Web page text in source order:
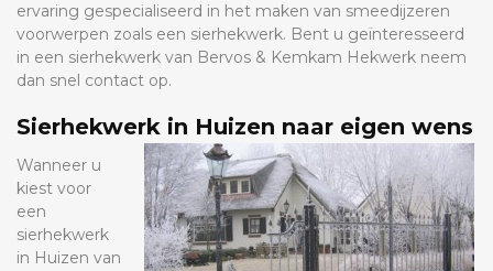
ervaring gespecialiseerd in het maken van smeedijzeren
voorwerpen zoals een sierhekwerk. Bent u geïnteresseerd
in een sierhekwerk van Bervos & Kemkam Hekwerk neem
dan snel contact op.
Sierhekwerk in Huizen naar eigen wens
Wanneer u
kiest voor
een
sierhekwerk
in Huizen van